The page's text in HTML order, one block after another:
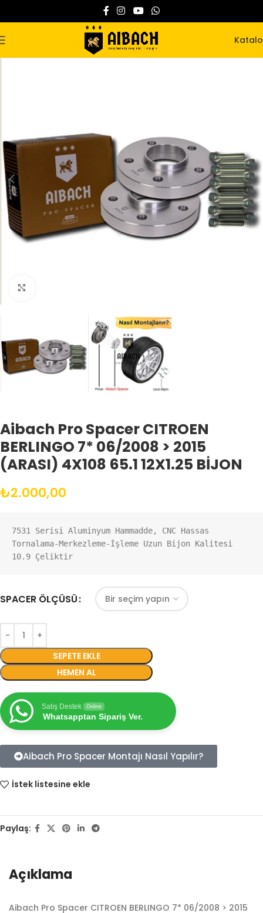
Aibach Pro Spacer CITROEN
BERLINGO 7* 06/2008 > 2015
(ARASI) 4X108 65.1 12X1.25 BİJON
₺2.000,00
7531 Serisi Aluminyum Hammadde, CNC Hassas
Tornalama-Merkezleme-İşleme Uzun Bijon Kalitesi
10.9 Çeliktir
SPACER ÖLÇÜSÜ
SEPETE EKLE
HEMEN AL
Satış Destek Online
Whatsapptan Sipariş Ver.
Aibach Pro Spacer Montajı Nasıl Yapılır?
İstek listesine ekle
Paylaş:
Açıklama
Aibach Pro Spacer CITROEN BERLINGO 7* 06/2008 > 2015